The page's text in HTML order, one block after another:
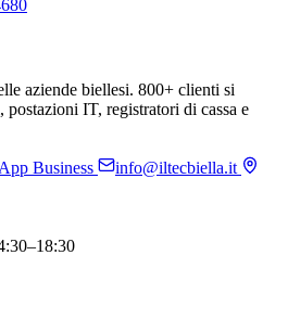
aziende biellesi. 800+ clienti si
postazioni IT, registratori di cassa e
Business
info@iltecbiella.it